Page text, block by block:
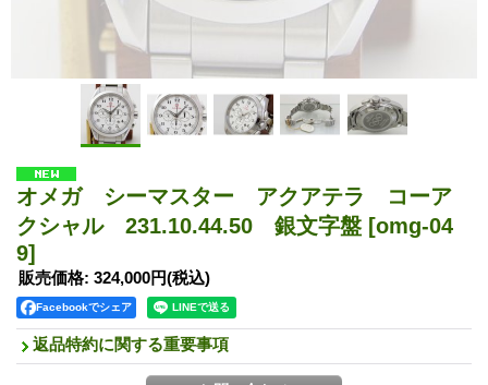
オメガ シーマスター アクアテラ コーア
クシャル 231.10.44.50 銀文字盤 [omg-04
9]
販売価格: 324,000円(税込)
Facebookでシェア
返品特約に関する重要事項